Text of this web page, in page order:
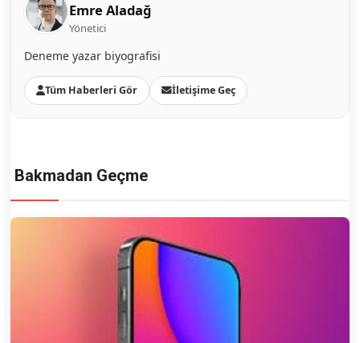
Emre Aladağ
Yönetici
Deneme yazar biyografisi
Tüm Haberleri Gör İletişime Geç
Bakmadan Geçme